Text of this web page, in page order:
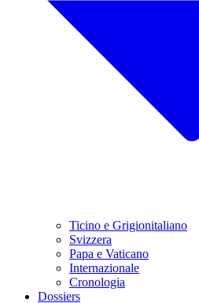
Ticino e Grigionitaliano
Svizzera
Papa e Vaticano
Internazionale
Cronologia
Dossiers